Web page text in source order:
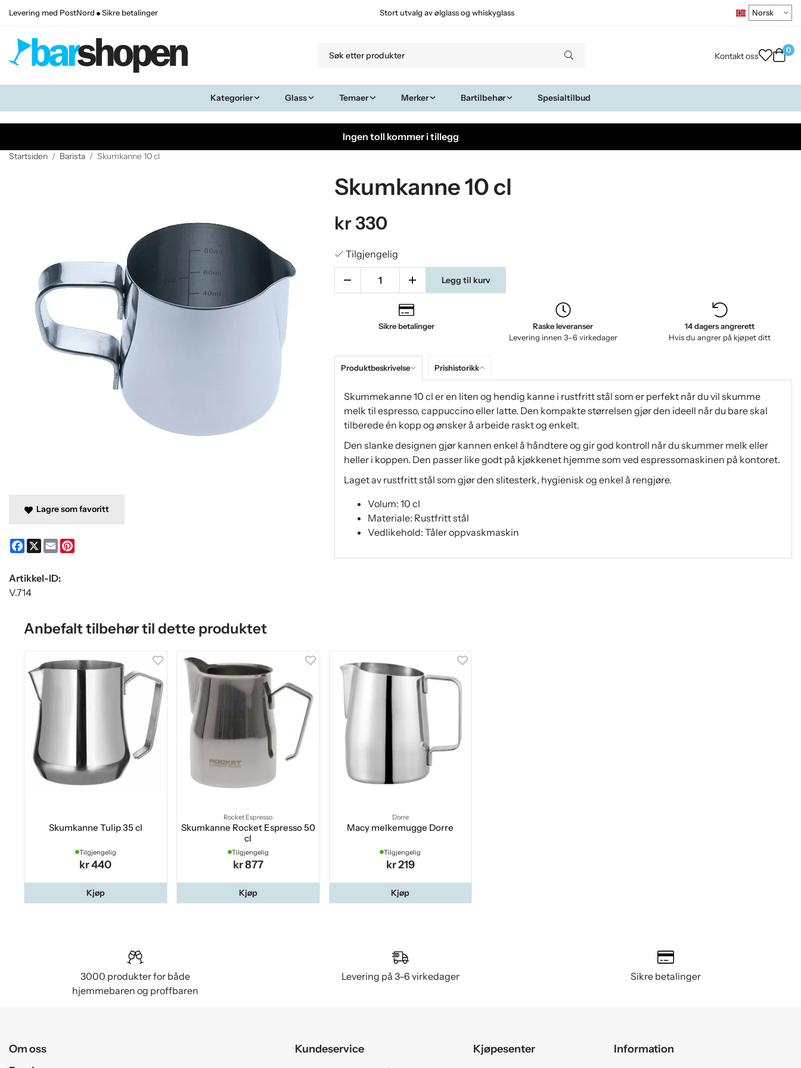
Levering med PostNord Sikre betalinger Stort utvalg av ølglass og whiskyglass
Kontakt oss
0
Kategorier Glass Temaer Merker Bartilbehør Spesialtilbud
Ingen toll kommer i tillegg
Startsiden / Barista / Skumkanne 10 cl
Skumkanne 10 cl
kr 330
Tilgjengelig
Legg til kurv
Sikre betalinger
Raske leveranser
Levering innen 3–6 virkedager
14 dagers angrerett
Hvis du angrer på kjøpet ditt
Produktbeskrivelse Prishistorikk
Skummekanne 10 cl er en liten og hendig kanne i rustfritt stål som er perfekt når du vil skumme
melk til espresso, cappuccino eller latte. Den kompakte størrelsen gjør den ideell når du bare skal
tilberede én kopp og ønsker å arbeide raskt og enkelt.
Den slanke designen gjør kannen enkel å håndtere og gir god kontroll når du skummer melk eller
heller i koppen. Den passer like godt på kjøkkenet hjemme som ved espressomaskinen på kontoret.
Laget av rustfritt stål som gjør den slitesterk, hygienisk og enkel å rengjøre.
Volum: 10 cl
Materiale: Rustfritt stål
Vedlikehold: Tåler oppvaskmaskin
Lagre som favoritt
Facebook
X Email
Artikkel-ID:
V.714
Anbefalt tilbehør til dette produktet
Skumkanne Tulip 35 cl
Tilgjengelig
kr 440
Kjøp
Rocket Espresso
Skumkanne Rocket Espresso 50
cl
Tilgjengelig
kr 877
Kjøp
Dorre
Macy melkemugge Dorre
Tilgjengelig
kr 219
Kjøp
3000 produkter for både
hjemmebaren og proffbaren
Levering på 3–6 virkedager Sikre betalinger
Om oss
Kundeservice Kjøpesenter Information